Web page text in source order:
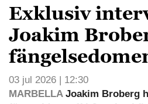
Exklusiv
Joakim
03 jul 2026 | 12:30
MARBELLAJoakim Broberg